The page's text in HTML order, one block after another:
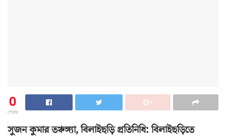
0
শেয়ার
সুজন কুমার তঞ্চঙ্গ্যা, বিলাইছড়ি প্রতিনিধি: বিলাইছড়িতে